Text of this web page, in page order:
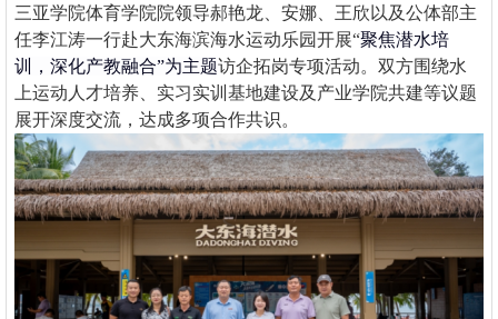
三亚学院体育学院院领导郝艳龙、安娜、王欣 以及公体部主
任李江涛一行赴大东海滨海水运动乐园开展“聚焦潜水培
训，深化产教融合”为主题访企拓岗专项活动。双方围绕水
上运动人才培养、实习实训基地建设及产业学院共建等议题
展开深度交流，达成多项合作共识。